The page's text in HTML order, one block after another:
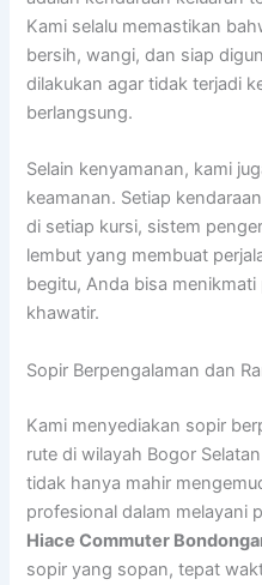
Kami selalu memastikan
bersih, wangi, dan siap
dilakukan agar tidak terjadi
berlangsung.
Selain kenyamanan, kami
keamanan. Setiap
di setiap kursi, sistem
lembut yang membuat
begitu, Anda bisa
khawatir.
Sopir Berpengalaman dan
Kami menyediakan sopir
rute di wilayah Bogor
tidak hanya mahir
profesional dalam melayani
Hiace Commuter
sopir yang sopan, tepat